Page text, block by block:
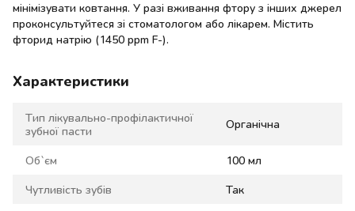
мінімізувати ковтання. У разі вживання фтору з інших джерел
проконсультуйтеся зі стоматологом або лікарем. Містить
фторид натрію (1450 ppm F-).
Характеристики
Тип лікувально-профілактичної
зубної пасти
Органічна
Об`єм 100 мл
Чутливість зубів Так